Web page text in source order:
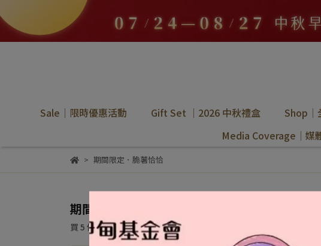
Sale｜限時優惠活動 Gift Set ｜2026 中秋禮盒 Shop｜
Media Coverage｜媒
期間限定．脆薯恰恰
期間限定．脆薯恰恰
買 5 件，即可享 5 件NT$599